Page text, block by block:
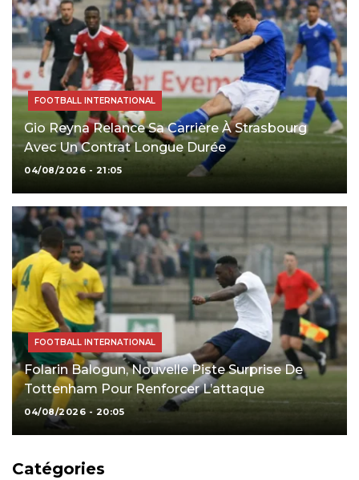
FOOTBALL INTERNATIONAL
Gio Reyna Relance Sa Carrière À Strasbourg
Avec Un Contrat Longue Durée
04/08/2026 - 21:05
FOOTBALL INTERNATIONAL
Folarin Balogun, Nouvelle Piste Surprise De
Tottenham Pour Renforcer L’attaque
04/08/2026 - 20:05
Catégories